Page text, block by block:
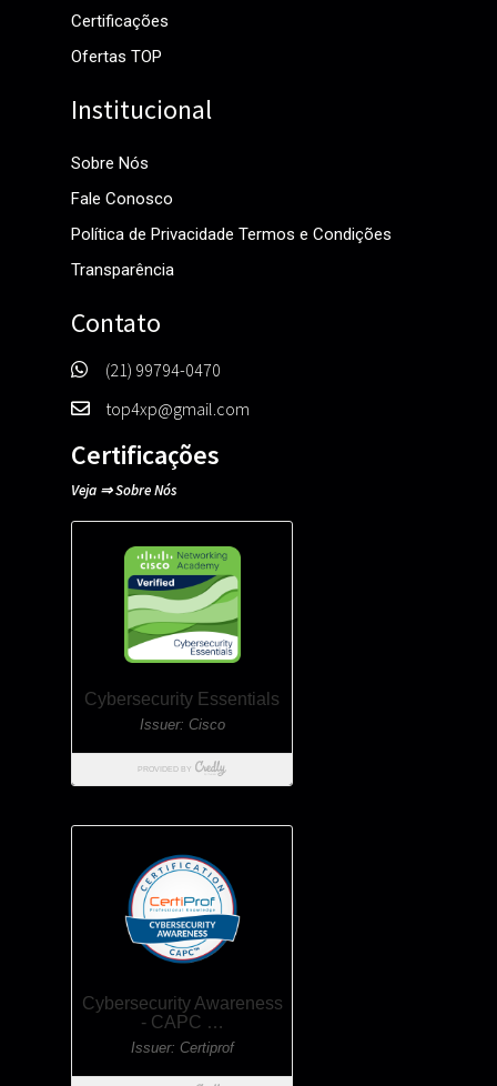
Certificações
Ofertas TOP
Institucional
Sobre Nós
Fale Conosco
Política de Privacidade Termos e Condições
Transparência
Contato
(21) 99794-0470
top4xp@gmail.com
Certificações
Veja ⇒Sobre Nós